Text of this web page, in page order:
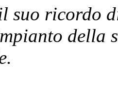
suo ricordo
della